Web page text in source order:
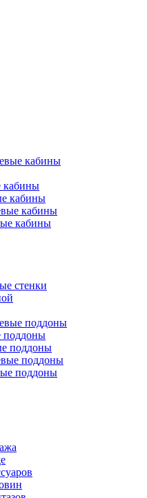
кабины
кабины
кабины
кабины
кабины
стенки
поддоны
поддоны
поддоны
поддоны
поддоны